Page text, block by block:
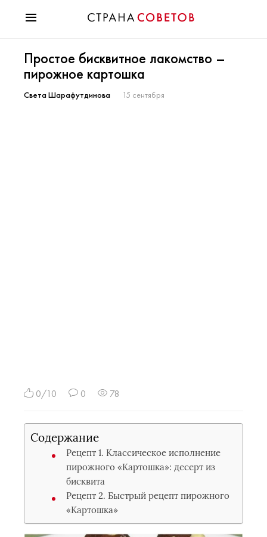
Мода
Звезды
Гороскопы
Простое бисквитное лакомство –
пирожное картошка
Света Шарафутдинова 15 сентября
0/10 0 78
Содержание
Рецепт 1. Классическое исполнение
пирожного «Картошка»: десерт из
бисквита
Рецепт 2. Быстрый рецепт пирожного
«Картошка»